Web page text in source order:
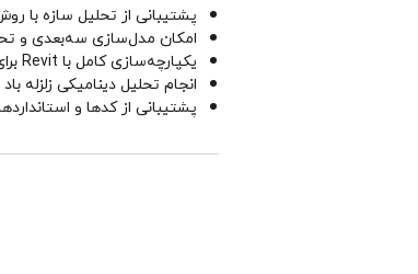
پشتیبانی از تحلیل سازه با
امکان مدل‌سازی سه‌بعدی و
یکپارچه‌سازی کامل با Revit برای انتقال آسان مدل‌ها
انجام تحلیل دینامیکی زلزله
پشتیبانی از کدها و